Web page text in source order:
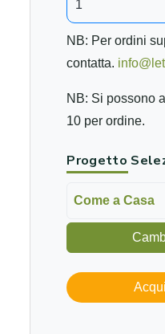
NB: Per ordini
contatta.
NB: Si possono
10 per ordine.
Progetto
Come a Casa